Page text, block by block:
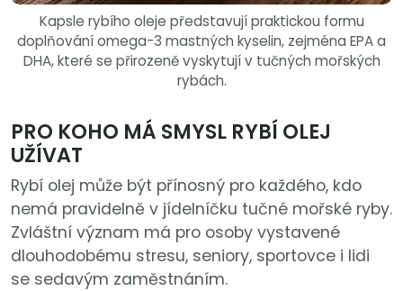
Kapsle rybího oleje představují praktickou formu
doplňování omega-3 mastných kyselin, zejména EPA a
DHA, které se přirozeně vyskytují v tučných mořských
rybách.
PRO KOHO MÁ SMYSL RYBÍ OLEJ
UŽÍVAT
Rybí olej může být přínosný pro každého, kdo
nemá pravidelně v jídelníčku tučné mořské ryby.
Zvláštní význam má pro osoby vystavené
dlouhodobému stresu, seniory, sportovce i lidi
se sedavým zaměstnáním.